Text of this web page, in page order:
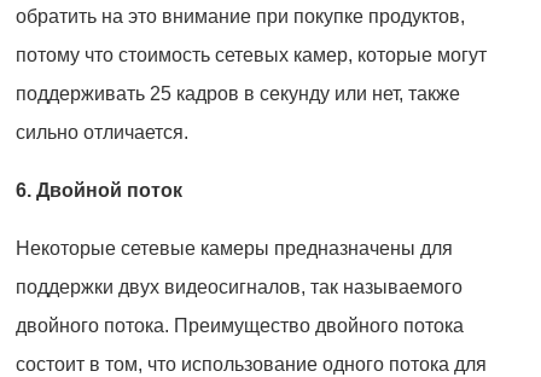
обратить на это внимание при покупке продуктов,
потому что стоимость сетевых камер, которые могут
поддерживать 25 кадров в секунду или нет, также
сильно отличается.
6. Двойной поток
Некоторые сетевые камеры предназначены для
поддержки двух видеосигналов, так называемого
двойного потока. Преимущество двойного потока
состоит в том, что использование одного потока для